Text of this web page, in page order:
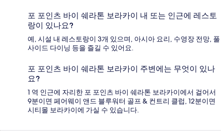
포 포인츠 바이 쉐라톤 보라카이 내 또는 인근에 레스토
랑이 있나요?
예, 시설 내 레스토랑이 3개 있으며, 아시아 요리, 수영장 전망, 풀
사이드 다이닝 등을 즐길 수 있어요.
포 포인츠 바이 쉐라톤 보라카이 주변에는 무엇이 있나
요?
1 역 인근에 자리한 포 포인츠 바이 쉐라톤 보라카이에서 걸어서
9분이면 페어웨이 앤드 블루워터 골프 & 컨트리 클럽, 12분이면
시티몰 보라카이에 가실 수 있습니다.